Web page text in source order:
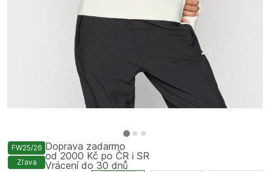
FW25/26
Zľava
Doprava zadarmo
od 2000 Kč po ČR i SR
Vrácení do 30 dnů